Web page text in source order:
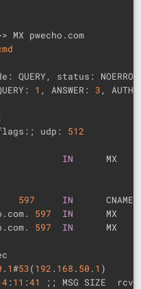
MX pwecho.com
QUERY, status:
1 , ANSWER: 3 ,
udp: 512
IN
      MX
597 IN
CNAME
597 IN
597 IN
. 1#53(192 . 168 . 50 . 1 )
:11 :41 ;; MSG SIZE